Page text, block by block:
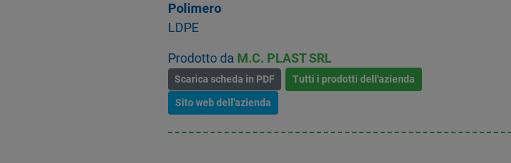
Polimero
LDPE
Prodotto da M.C. PLAST SRL
Scarica scheda in PDF Tutti i prodotti dell'azienda
Sito web dell'azienda